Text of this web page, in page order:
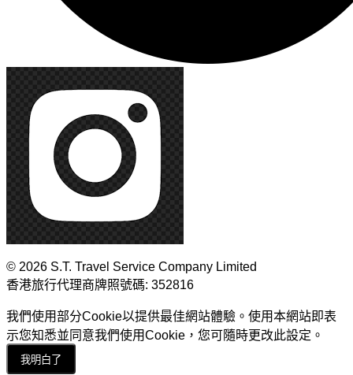
© 2026 S.T. Travel Service Company Limited
香港旅行代理商牌照號碼: 352816
我們使用部分Cookie以提供最佳網站體驗。使用本網站即表
示您知悉並同意我們使用Cookie，您可隨時更改此設定。
我明白了